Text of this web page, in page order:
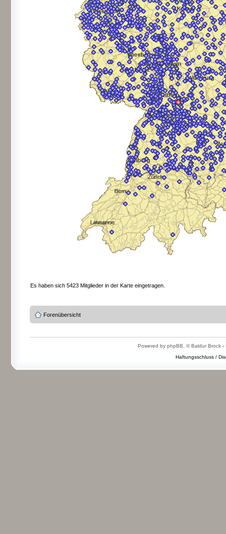
Es haben sich 5423 Mitglieder in der Karte eingetragen.
Forenübersicht
Powered by phpBB, © Baldur Brock -
Haftungsschluss /